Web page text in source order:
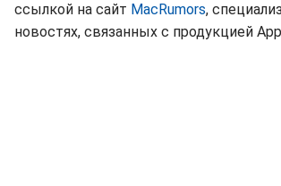
ссылкой на сайт MacRumors,
новостях, связанных с продукцией